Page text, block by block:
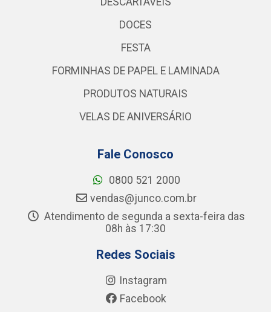
DOCES
FESTA
FORMINHAS DE PAPEL E LAMINADA
PRODUTOS NATURAIS
VELAS DE ANIVERSÁRIO
Fale Conosco
0800 521 2000
vendas@junco.com.br
Atendimento de segunda a sexta-feira das
08h às 17:30
Redes Sociais
Instagram
Facebook